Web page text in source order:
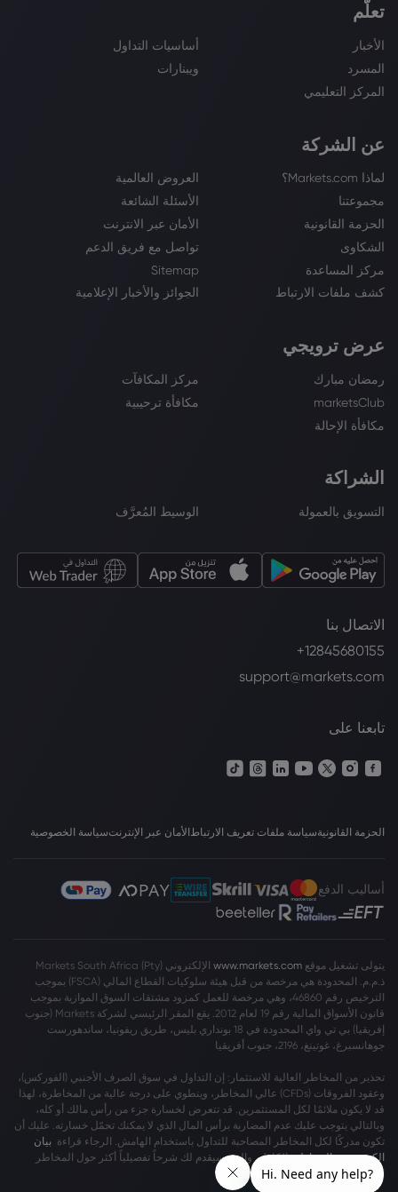
تعلّم
الأخبار
أساسيات التداول
المسرد
ويبنارات
المركز التعليمي
عن الشركة
لماذا Markets.com؟
العروض العالمية
مجموعتنا
الأسئلة الشائعة
الحزمة القانونية
الأمان عبر الانترنت
الشكاوى
تواصل مع فريق الدعم
مركز المساعدة
Sitemap
كشف ملفات الارتباط
الجوائز والأخبار الإعلامية
عرض ترويجي
رمضان مبارك
مركز المكافآت
marketsClub
مكافأة ترحيبية
مكافأة الإحالة
الشراكة
التسويق بالعمولة الوسيط المُعرَّف
الاتصال بنا
+12845680155
support@markets.com
تابعنا على
الحزمة القانونيةسياسة ملفات تعريف الارتباط الأمان عبر الإنترنتسياسة الخصوصية
أساليب الدفع
يتولى تشغيل موقع www.markets.com
الإلكتروني Markets South Africa (Pty)
ذ.م.م. المحدودة هي مرخصة من قبل هيئة سلوكيات القطاع المالي (FSCA) بموجب
الترخيص رقم 46860، وهي مرخصة للعمل كمزود مشتقات السوق الموازية بموجب
قانون الأسواق المالية رقم 19 لعام 2012. يقع المقر الرئيسي لشركة Markets (جنوب
إفريقيا) بي تي واي المحدودة في 18 بونداري بليس، طريق ريفونيا، ساندهورست
جوهانسبرغ، غوتينغ، 2196، جنوب أفريقيا
تحذير من المخاطر العالية للاستثمار: إن التداول في سوق الصرف الأجنبي (الفوركس)،
وعقود الفروقات (CFDs) عالي المخاطر، وينطوي على درجة عالية من المخاطرة، لهذا
قد لا يكون ملائمًا لكل المستثمرين. قد تتعرض لخسارة جزء من رأس مالك أو كله،
وبالتالي يتوجب عليك عدم المضاربة برأس المال الذي لا يمكنك تحمّل خسارته. عليك أن
تكون مدركًا لكل المخاطر المصاحبة للتداول باستخدام الهامش. الرجاء قراءة بيان
الكشف عن المخاطربالكامل، والذي سيقدم لك شرحاً تفصيلياً أكثر حول المخاطر
المشمولة.